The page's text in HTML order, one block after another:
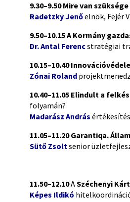
9.30–9.50 Mire van
Radetzky Jenőelnök, Fejér
9.50–10.15 A Kormány
Dr. Antal Ferencstratégiai
10.15–10.40
Zónai Roland
10.40–11.05 Elindult a
folyamán?
Madarász András
11.05–11.20Garantiqa.
Sütő Zsoltsenior
11.50–12.10ASzéchenyi
Képes Ildikó